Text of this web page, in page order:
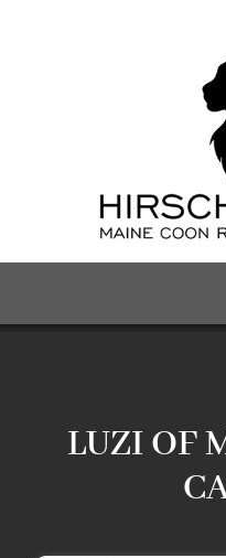
Maine Coon Kater
Maine Coon Katzen
LUZI OF